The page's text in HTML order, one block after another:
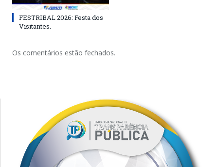
FESTRIBAL 2026: Festa dos
Visitantes.
Os comentários estão fechados.